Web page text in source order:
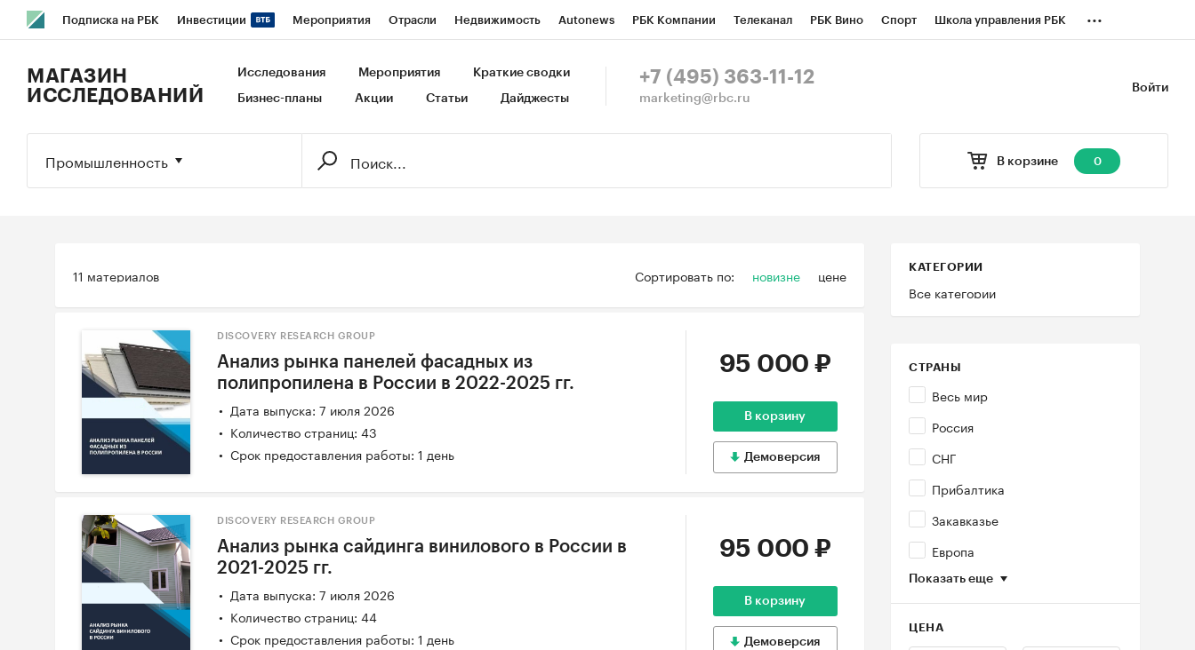
Подписка на РБК Инвестиции Мероприятия Отрасли Недвижимость Autonews РБК Компании Телеканал РБК Вино Спорт Школа управления РБК
Исследования Кредитные рейтинги Франшизы Газета Спецпроекты СПб Конференции СПб Спецпроекты
...
Войти
МАГАЗИН
ИССЛЕДОВАНИЙ
Исследования Мероприятия Краткие сводки
Бизнес-планы Акции Статьи Дайджесты
+7 (495) 363-11-12
marketing@rbc.ru
В корзине 0
Промышленность
Сортировать по: новизне цене
11 материалов КАТЕГОРИИ
Все категории
СТРАНЫ
Весь мир
Россия
СНГ
Прибалтика
Закавказье
Европа
Показать еще
ЦЕНА
DISCOVERY RESEARCH GROUP
Анализ рынка панелей фасадных из
полипропилена в России в 2022-2025 гг.
Дата выпуска: 7 июля 2026
Количество страниц: 43
Срок предоставления работы: 1 день
95 000 ₽
В корзину
Демоверсия
DISCOVERY RESEARCH GROUP
Анализ рынка сайдинга винилового в России в
2021-2025 гг.
Дата выпуска: 7 июля 2026
Количество страниц: 44
Срок предоставления работы: 1 день
95 000 ₽
В корзину
Демоверсия